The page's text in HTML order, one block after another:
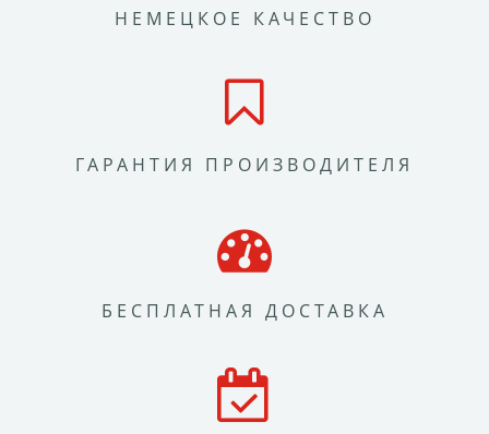
НЕМЕЦКОЕ КАЧЕСТВО
ГАРАНТИЯ ПРОИЗВОДИТЕЛЯ
БЕСПЛАТНАЯ ДОСТАВКА